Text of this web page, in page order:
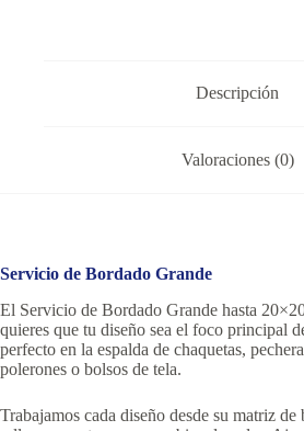
Descripción
Valoraciones (0)
Servicio de Bordado Grande
El Servicio de Bordado Grande hasta
quieres que tu diseño sea el foco principal
perfecto en la espalda de chaquetas,
polerones o bolsos de tela.
Trabajamos cada diseño desde su matriz